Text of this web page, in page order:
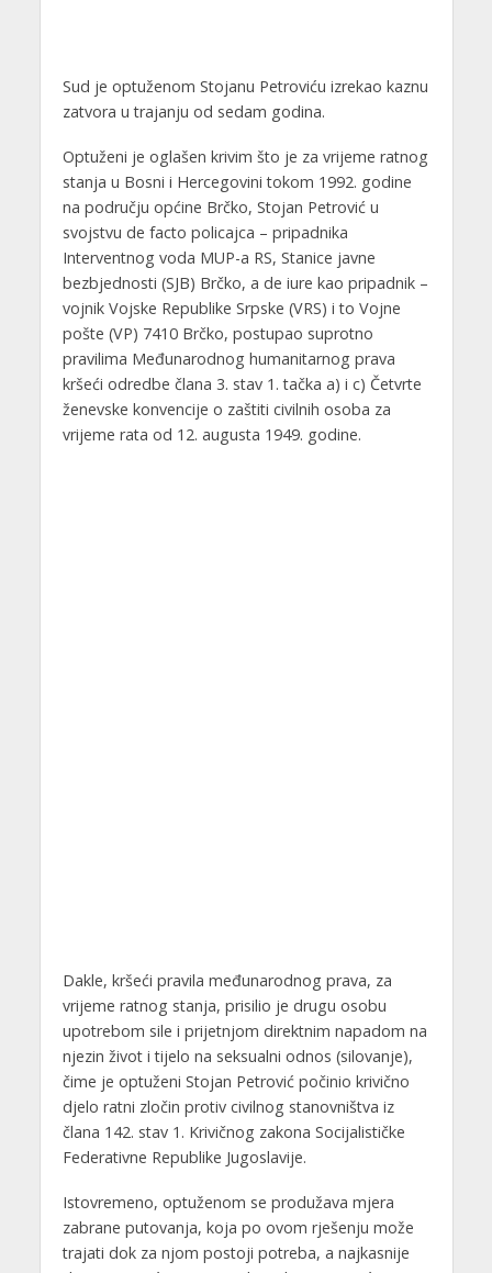
Sud je optuženom Stojanu Petroviću izrekao kaznu
zatvora u trajanju od sedam godina.
Optuženi je oglašen krivim što je za vrijeme ratnog
stanja u Bosni i Hercegovini tokom 1992. godine
na području općine Brčko, Stojan Petrović u
svojstvu de facto policajca – pripadnika
Interventnog voda MUP-a RS, Stanice javne
bezbjednosti (SJB) Brčko, a de iure kao pripadnik –
vojnik Vojske Republike Srpske (VRS) i to Vojne
pošte (VP) 7410 Brčko, postupao suprotno
pravilima Međunarodnog humanitarnog prava
kršeći odredbe člana 3. stav 1. tačka a) i c) Četvrte
ženevske konvencije o zaštiti civilnih osoba za
vrijeme rata od 12. augusta 1949. godine.
Dakle, kršeći pravila međunarodnog prava, za
vrijeme ratnog stanja, prisilio je drugu osobu
upotrebom sile i prijetnjom direktnim napadom na
njezin život i tijelo na seksualni odnos (silovanje),
čime je optuženi Stojan Petrović počinio krivično
djelo ratni zločin protiv civilnog stanovništva iz
člana 142. stav 1. Krivičnog zakona Socijalističke
Federativne Republike Jugoslavije.
Istovremeno, optuženom se produžava mjera
zabrane putovanja, koja po ovom rješenju može
trajati dok za njom postoji potreba, a najkasnije